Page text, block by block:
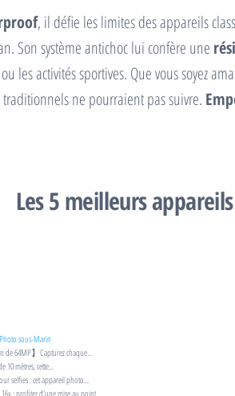
, il défie les limites des appareils
Son système antichoc lui confère une
les activités sportives. Que vous soyez
ne pourraient pas suivre.
Les 5 meilleurs
sous-Marin
de 64MP】Capturez chaque...
10 mètres, cette...
selfies : cet appareil photo...
: profitez d'une mise au point...